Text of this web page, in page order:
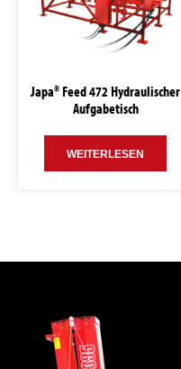
Japa® Feed 472 Hydraulischer
Aufgabetisch
WEITERLESEN